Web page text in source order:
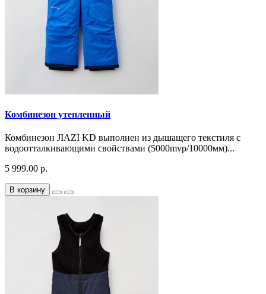
Комбинезон утепленный
Комбинезон JIAZI KD выполнен из дышащего текстиля с
водоотталкивающими свойствами (5000mvp/10000мм)...
5 999.00 р.
В корзину